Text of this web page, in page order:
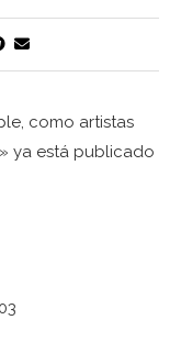
como artistas
ya está publicado